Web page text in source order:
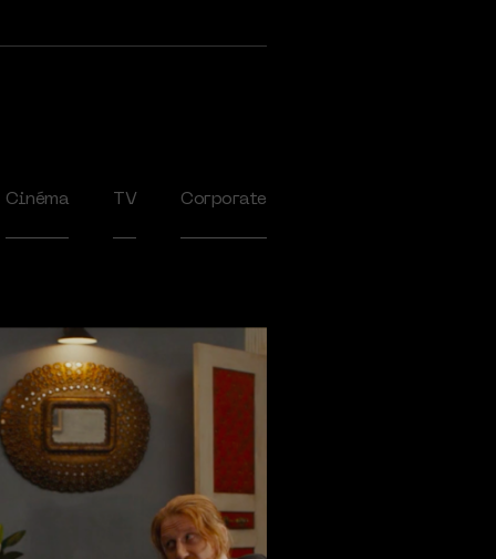
Cinéma TV Corporate